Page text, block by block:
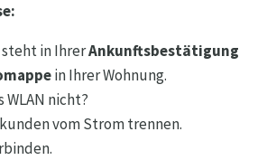
steht in IhrerAnkunftsbestätigung
in Ihrer Wohnung.
nicht?
vom Strom trennen.